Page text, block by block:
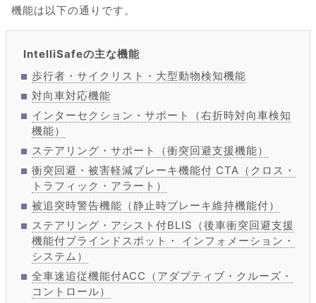
機能は以下の通りです。
IntelliSafeの主な機能
歩行者・サイクリスト・大型動物検知機能
対向車対応機能
インターセクション・サポート（右折時対向車検知
機能）
ステアリング・サポート（衝突回避支援機能）
衝突回避・被害軽減ブレーキ機能付 CTA（クロス・
トラフィック・アラート）
被追突時警告機能（静止時ブレーキ維持機能付）
ステアリング・アシスト付BLIS（後車衝突回避支援
機能付ブラインドスポット・ インフォメーション・
システム）
全車速追従機能付ACC（アダプティブ・クルーズ・
コントロール）